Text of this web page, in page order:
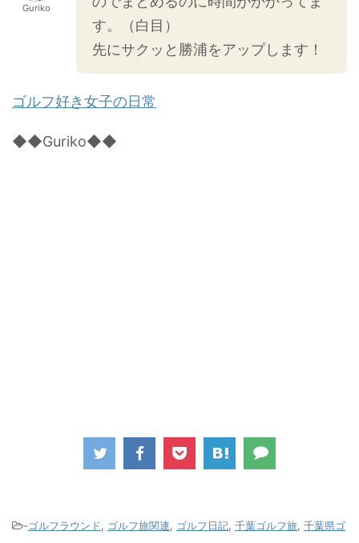
Guriko
す。（白目）
先にサクッと勝浦をアップします！
ゴルフ好き女子の日常
◆◆Guriko◆◆
-ゴルフラウンド, ゴルフ旅関連, ゴルフ日記, 千葉ゴルフ旅, 千葉県ゴ